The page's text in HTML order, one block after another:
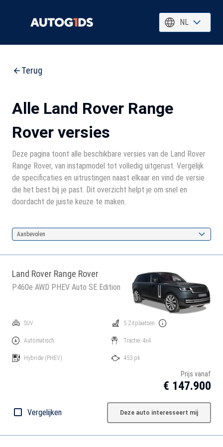
NL
Terug
Alle Land Rover Range
Rover versies
Deze pagina toont alle beschikbare versies van de Land Rover
Range Rover, van instapmodel tot volledig uitgerust. Vergelijk
de specificaties en uitrustingen naast elkaar en vind de versie
die het best bij je past. Dit overzicht helpt je om snel en
doordacht de juiste keuze te maken.
Aanbevolen
Land Rover Range Rover
P460e AWD PHEV Auto SE Edition
SUV
Automatisch
Hybride (PHEV)
5 Zitplaatsen
Tractie: 4x4
453 pk
Prijs vanaf
€ 147.900
Vergelijken Deze auto interesseert mij